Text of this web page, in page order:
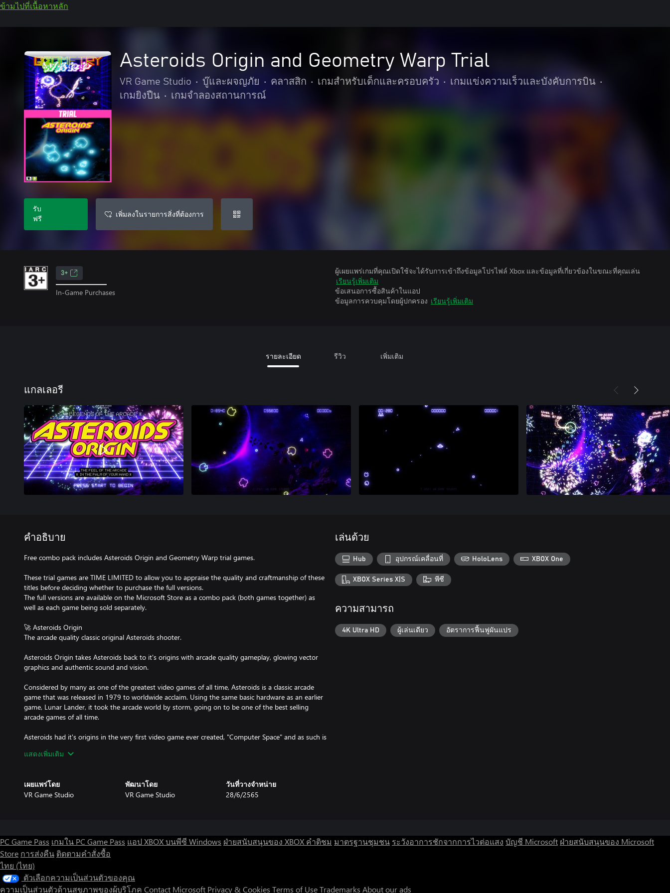
ข้ามไปที่เนื้อหาหลัก
Asteroids Origin and Geometry Warp Trial
VR Game Studio • บู๊และผจญภัย • คลาสสิก • เกมสำหรับเด็กและครอบครัว • เกมแข่งความเร็วและบังคับการบิน •
เกมยิงปืน • เกมจำลองสถานการณ์
รับ
ฟรี
เพิ่มลงในรายการสิ่งที่ต้องการ
3+
In-Game Purchases
ผู้เผยแพร่เกมที่คุณเปิดใช้จะได้รับการเข้าถึงข้อมูลโปรไฟล์ Xbox และข้อมูลที่เกี่ยวข้องในขณะที่คุณเล่น
เรียนรู้เพิ่มเติม
ข้อเสนอการซื้อสินค้าในแอป
ข้อมูลการควบคุมโดยผู้ปกครอง เรียนรู้เพิ่มเติม
รายละเอียด รีวิว เพิ่มเติม
แกลเลอรี
คำอธิบาย
Free combo pack includes Asteroids Origin and Geometry Warp trial games.
These trial games are TIME LIMITED to allow you to appraise the quality and craftmanship of these
titles before deciding whether to purchase the full versions.
The full versions are available on the Microsoft Store as a combo pack (both games together) as
well as each game being sold separately.
🚀 Asteroids Origin
The arcade quality classic original Asteroids shooter.
Asteroids Origin takes Asteroids back to it's origins with arcade quality gameplay, glowing vector
graphics and authentic sound and vision.
Considered by many as one of the greatest video games of all time, Asteroids is a classic arcade
game that was released in 1979 to worldwide acclaim. Using the same basic hardware as an earlier
game, Lunar Lander, it took the arcade world by storm, going on to be one of the best selling
arcade games of all time.
Asteroids had it's origins in the very first video game ever created, "Computer Space" and as such is
technology used in oscilloscopes, where electrons are fired directly at the screen to draw the images
The result is a high action, space themed game with sharp, glowing Vector graphics.
🚀 Geometry Warp
Geometry Warp is an old school style twin stick shooter, but remixed for the 21st century with
satisfying, spectacular gameplay and next generation graphics...to die for!
Playing is simple: you are a geometric "ship" trapped in a grid world, facing off against waves of
แสดงเพิ่มเติม
เผยแพร่โดย
VR Game Studio
พัฒนาโดย
VR Game Studio
วันที่วางจำหน่าย
28/6/2565
เล่นด้วย
Hub อุปกรณ์เคลื่อนที่ HoloLens XBOX One
XBOX Series X|S พีซี
ความสามารถ
4K Ultra HD ผู้เล่นเดียว อัตราการฟื้นฟูผันแปร
PC Game Pass เกมใน PC Game Pass แอป XBOX บนพีซี Windows ฝ่ายสนับสนุนของ XBOX คำติชม มาตรฐานชุมชน ระวังอาการชักจากการไวต่อแสง บัญชี Microsoft ฝ่ายสนับสนุนของ Microsoft
Store การส่งคืน ติดตามคำสั่งซื้อ
ไทย (ไทย)
ตัวเลือกความเป็นส่วนตัวของคุณ
ความเป็นส่วนตัวด้านสุขภาพของผู้บริโภค Contact Microsoft Privacy & Cookies Terms of UseTrademarks About our ads